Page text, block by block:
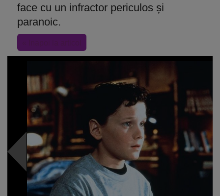
face cu un infractor periculos și
paranoic.